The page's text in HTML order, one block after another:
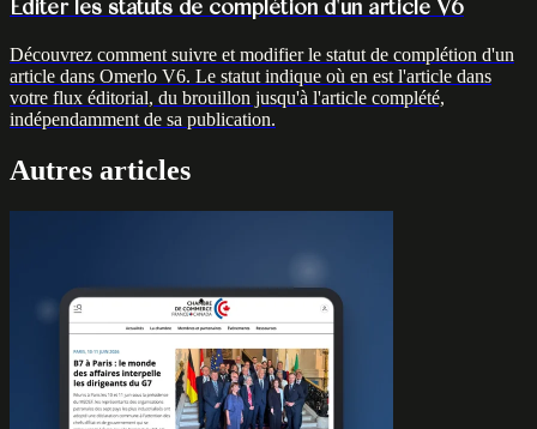
Éditer les statuts de complétion d'un article V6
Découvrez comment suivre et modifier le statut de complétion d'un
article dans Omerlo V6. Le statut indique où en est l'article dans
votre flux éditorial, du brouillon jusqu'à l'article complété,
indépendamment de sa publication.
Autres articles